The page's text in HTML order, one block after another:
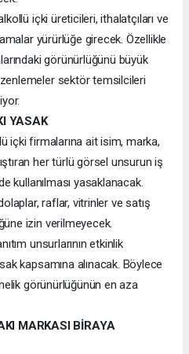
içki üreticileri, ithalatçıları ve
yürürlüğe girecek. Özellikle
görünürlüğünü büyük
sektör temsilcileri
YASAK
içki firmalarına ait isim, marka,
her türlü görsel unsurun iş
kullanılması yasaklanacak.
raflar, vitrinler ve satış
izin verilmeyecek.
unsurlarının etkinlik
kapsamına alınacak. Böylece
görünürlüğünün en aza
MARKASI BİRAYA